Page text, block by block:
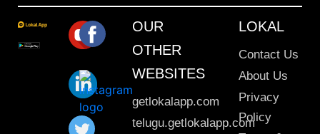
OUR
OTHER
WEBSITES
getlokalapp.com
telugu.getlokalapp.com
LOKAL
Contact Us
About Us
Privacy
Policy